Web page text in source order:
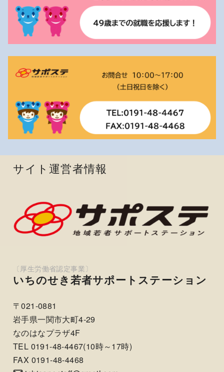
サイト運営者情報
いちのせき若者サポートステーション
〒021-0881
岩手県一関市大町4-29
なのはなプラザ4F
TEL 0191-48-4467(10時～17時)
FAX 0191-48-4468